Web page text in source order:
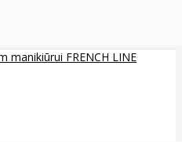
manikiūrui FRENCH LINE